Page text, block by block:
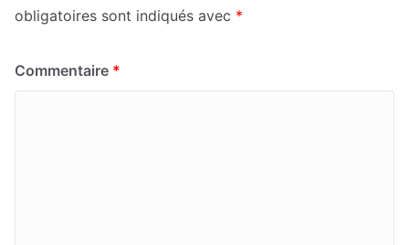
obligatoires sont indiqués avec *
Commentaire *